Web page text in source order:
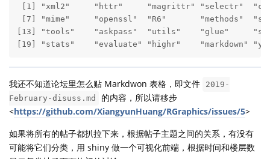
[1] "xml2"     "httr"     "magrittr" "selectr"
[7] "mime"     "openssl"  "R6"       "methods"
[13] "tools"    "askpass"  "utils"    "glue"
[19] "stats"    "evaluate" "highr"    "markdown"
我还不知道论坛里怎么贴 Markdwon 表格，即文件
2019-
February-disuss.md
的内容，所以请移步
<https://github.com/XiangyunHuang/RGraphics/issues/5>
如果将所有的帖子都扒拉下来，根据帖子主题之间的关系，有没有
可能将它们分类，用 shiny 做一个可视化前端，根据时间和楼层数